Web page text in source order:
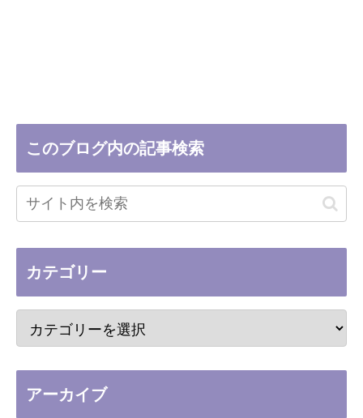
このブログ内の記事検索
カテゴリー
アーカイブ